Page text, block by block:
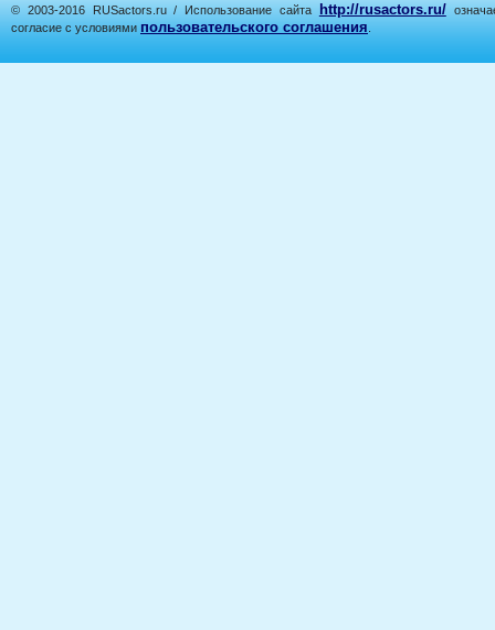
© 2003-2016 RUSactors.ru / Использование сайта http://rusactors.ru/
согласие с условиями пользовательского соглашения